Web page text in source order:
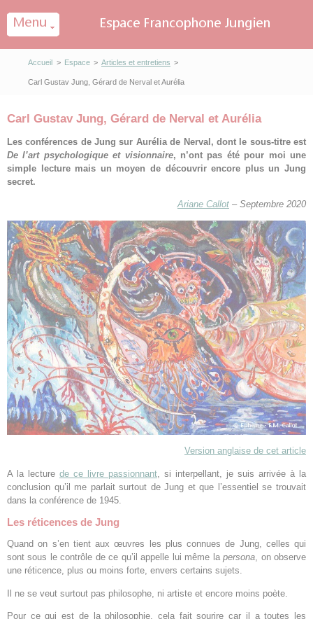
Accueil > Espace > Articles et entretiens >
Carl Gustav Jung, Gérard de Nerval et Aurélia
Carl Gustav Jung, Gérard de Nerval et Aurélia
Les conférences de Jung sur Aurélia de Nerval, dont le sous-titre est
De l’art psychologique et visionnaire, n’ont pas été pour moi une
simple lecture mais un moyen de découvrir encore plus un Jung
secret.
Ariane Callot – Septembre 2020
Version anglaise de cet article
A la lecture de ce livre passionnant , si interpellant, je suis arrivée à la
conclusion qu’il me parlait surtout de Jung et que l’essentiel se trouvait
dans la conférence de 1945.
Les réticences de Jung
Quand on s’en tient aux œuvres les plus connues de Jung, celles qui
sont sous le contrôle de ce qu’il appelle lui même lapersona, on observe
une réticence, plus ou moins forte, envers certains sujets.
Il ne se veut surtout pas philosophe, ni artiste et encore moins poète.
Pour ce qui est de la philosophie, cela fait sourire car il a toutes les